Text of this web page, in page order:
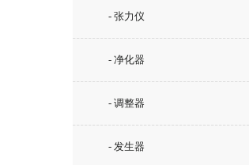
- 张力仪
- 净化器
- 调整器
- 发生器